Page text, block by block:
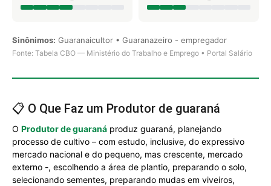
Sinônimos: Guaranaicultor • Guaranazeiro - empregador
Fonte: Tabela CBO — Ministério do Trabalho e Emprego • Portal Salário
📋 O Que Faz um Produtor de guaraná
O Produtor de guaraná produz guaraná, planejando
processo de cultivo – com estudo, inclusive, do expressivo
mercado nacional e do pequeno, mas crescente, mercado
externo -, escolhendo a área de plantio, preparando o solo,
selecionando sementes, preparando mudas em viveiros,